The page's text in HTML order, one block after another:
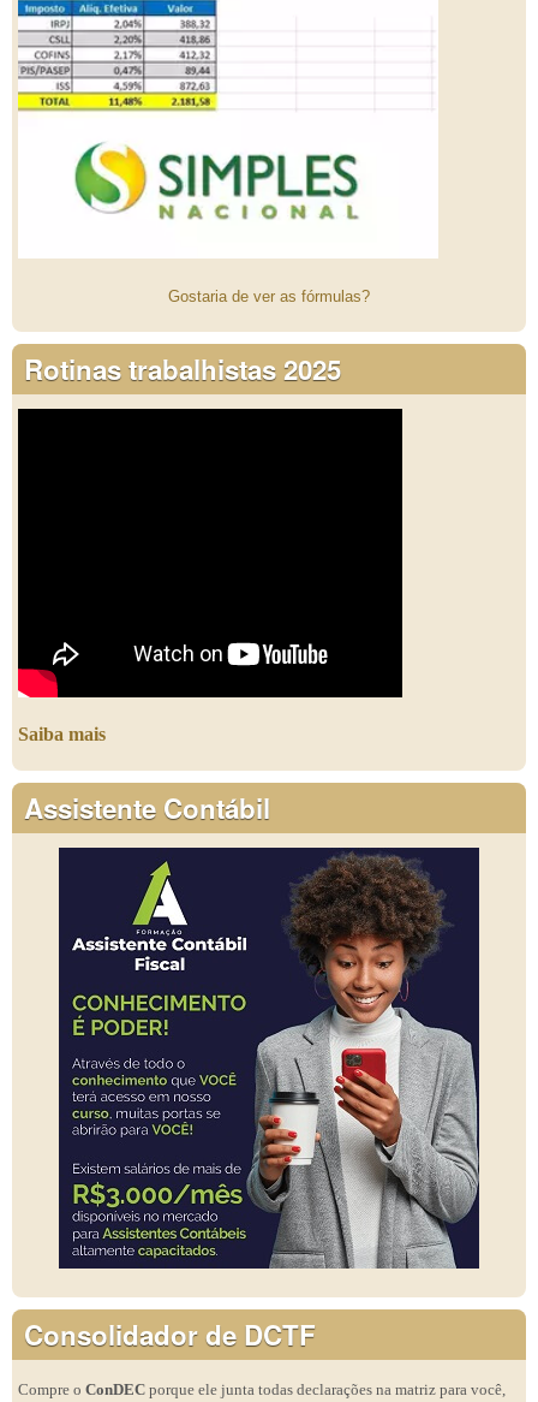
Gostaria de ver as fórmulas?
Rotinas trabalhistas 2025
Saiba mais
Assistente Contábil
Consolidador de DCTF
Compre o ConDEC porque ele junta todas declarações na matriz para você,